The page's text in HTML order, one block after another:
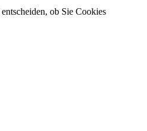
ob Sie Cookies